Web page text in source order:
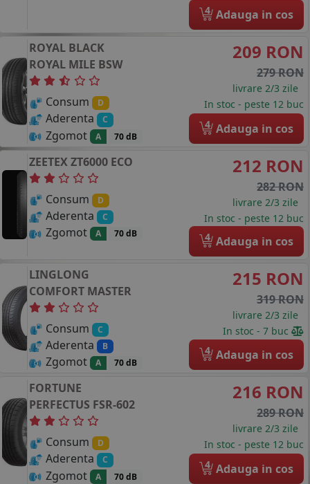
4 Adauga in cos
ROYAL BLACK
ROYAL MILE BSW
Consum D
Aderenta C
Zgomot A 70 dB
209 RON
279 RON
livrare 2/3 zile
In stoc - peste 12 buc
4 Adauga in cos
ZEETEX ZT6000 ECO
Consum D
Aderenta C
Zgomot A 70 dB
212 RON
282 RON
livrare 2/3 zile
In stoc - peste 12 buc
4 Adauga in cos
LINGLONG
COMFORT MASTER
Consum C
Aderenta B
Zgomot A 70 dB
215 RON
319 RON
livrare 2/3 zile
In stoc - 7 buc
4 Adauga in cos
FORTUNE
PERFECTUS FSR-602
Consum D
Aderenta C
Zgomot A 70 dB
216 RON
289 RON
livrare 2/3 zile
In stoc - peste 12 buc
4 Adauga in cos